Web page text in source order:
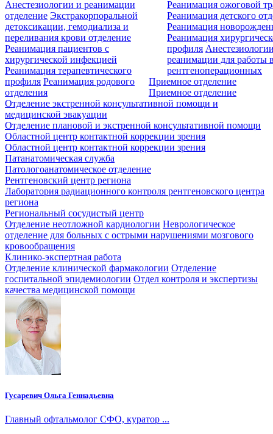
Анестезиологии и реанимации
отделение Экстракорпоральной
детоксикации, гемодиализа и
переливания крови отделение
Реанимация пациентов с
хирургической инфекцией
Реанимация терапевтического
профиля Реанимация родового
отделения
Реанимация ожоговой
Реанимация детского
Реанимация
Реанимация
профиля
реанимации для работы
рентгеноперационных
Приемное отделение
Приемное отделение
Отделение экстренной консультативной помощи и
медицинской эвакуации
Отделение плановой и экстренной консультативной помощи
Областной центр контактной коррекции зрения
Областной центр контактной коррекции зрения
Патанатомическая служба
Патологоанатомическое отделение
Рентгеновский центр региона
Лаборатория радиационного контроля рентгеновского центра
региона
Региональный сосудистый центр
Отделение неотложной кардиологии Неврологическое
отделение для больных с острыми нарушениями мозгового
кровообращения
Клинико-экспертная работа
Отделение клинической фармакологии Отделение
госпитальной эпидемиологии Отдел контроля и экспертизы
качества медицинской помощи
Гусаревич Ольга Геннадьевна
Главный офтальмолог СФО, куратор ...